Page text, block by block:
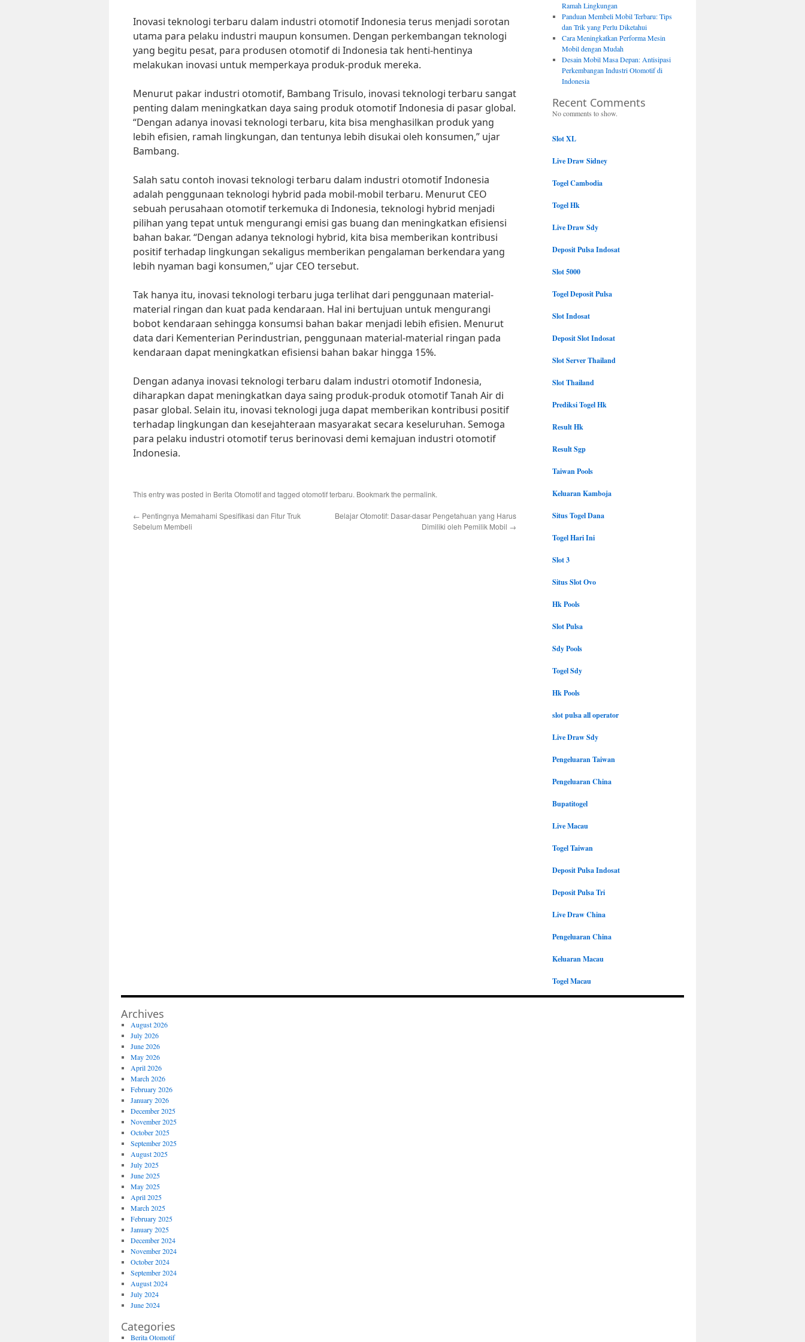
Inovasi teknologi terbaru dalam industri otomotif Indonesia terus menjadi sorotan
utama para pelaku industri maupun konsumen. Dengan perkembangan teknologi
yang begitu pesat, para produsen otomotif di Indonesia tak henti-hentinya
melakukan inovasi untuk memperkaya produk-produk mereka.
Menurut pakar industri otomotif, Bambang Trisulo, inovasi teknologi terbaru sangat
penting dalam meningkatkan daya saing produk otomotif Indonesia di pasar global.
“Dengan adanya inovasi teknologi terbaru, kita bisa menghasilkan produk yang
lebih efisien, ramah lingkungan, dan tentunya lebih disukai oleh konsumen,” ujar
Bambang.
Salah satu contoh inovasi teknologi terbaru dalam industri otomotif Indonesia
adalah penggunaan teknologi hybrid pada mobil-mobil terbaru. Menurut CEO
sebuah perusahaan otomotif terkemuka di Indonesia, teknologi hybrid menjadi
pilihan yang tepat untuk mengurangi emisi gas buang dan meningkatkan efisiensi
bahan bakar. “Dengan adanya teknologi hybrid, kita bisa memberikan kontribusi
positif terhadap lingkungan sekaligus memberikan pengalaman berkendara yang
lebih nyaman bagi konsumen,” ujar CEO tersebut.
Tak hanya itu, inovasi teknologi terbaru juga terlihat dari penggunaan material-
material ringan dan kuat pada kendaraan. Hal ini bertujuan untuk mengurangi
bobot kendaraan sehingga konsumsi bahan bakar menjadi lebih efisien. Menurut
data dari Kementerian Perindustrian, penggunaan material-material ringan pada
kendaraan dapat meningkatkan efisiensi bahan bakar hingga 15%.
Dengan adanya inovasi teknologi terbaru dalam industri otomotif Indonesia,
diharapkan dapat meningkatkan daya saing produk-produk otomotif Tanah Air di
pasar global. Selain itu, inovasi teknologi juga dapat memberikan kontribusi positif
terhadap lingkungan dan kesejahteraan masyarakat secara keseluruhan. Semoga
para pelaku industri otomotif terus berinovasi demi kemajuan industri otomotif
Indonesia.
This entry was posted in Berita Otomotifand tagged otomotif terbaru. Bookmark the permalink.
← Pentingnya Memahami Spesifikasi dan Fitur Truk
Sebelum Membeli
Belajar Otomotif: Dasar-dasar Pengetahuan yang Harus
Dimiliki oleh Pemilik Mobil →
Ramah Lingkungan
Panduan Membeli Mobil Terbaru: Tips
dan Trik yang Perlu Diketahui
Cara Meningkatkan Performa Mesin
Mobil dengan Mudah
Desain Mobil Masa Depan: Antisipasi
Perkembangan Industri Otomotif di
Indonesia
Recent Comments
No comments to show.
Slot XL
Live Draw Sidney
Togel Cambodia
Togel Hk
Live Draw Sdy
Deposit Pulsa Indosat
Slot 5000
Togel Deposit Pulsa
Slot Indosat
Deposit Slot Indosat
Slot Server Thailand
Slot Thailand
Prediksi Togel Hk
Result Hk
Result Sgp
Taiwan Pools
Keluaran Kamboja
Situs Togel Dana
Togel Hari Ini
Slot 3
Situs Slot Ovo
Hk Pools
Slot Pulsa
Sdy Pools
Togel Sdy
Hk Pools
slot pulsa all operator
Live Draw Sdy
Pengeluaran Taiwan
Pengeluaran China
Bupatitogel
Live Macau
Togel Taiwan
Deposit Pulsa Indosat
Deposit Pulsa Tri
Live Draw China
Pengeluaran China
Keluaran Macau
Togel Macau
Archives
August 2026
July 2026
June 2026
May 2026
April 2026
March 2026
February 2026
January 2026
December 2025
November 2025
October 2025
September 2025
August 2025
July 2025
June 2025
May 2025
April 2025
March 2025
February 2025
January 2025
December 2024
November 2024
October 2024
September 2024
August 2024
July 2024
June 2024
Categories
Berita Otomotif